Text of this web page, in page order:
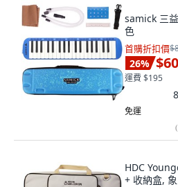
samick 三
色
首購折扣價
26%
運費 $195
免運
(
HDC
+ 收納盒,